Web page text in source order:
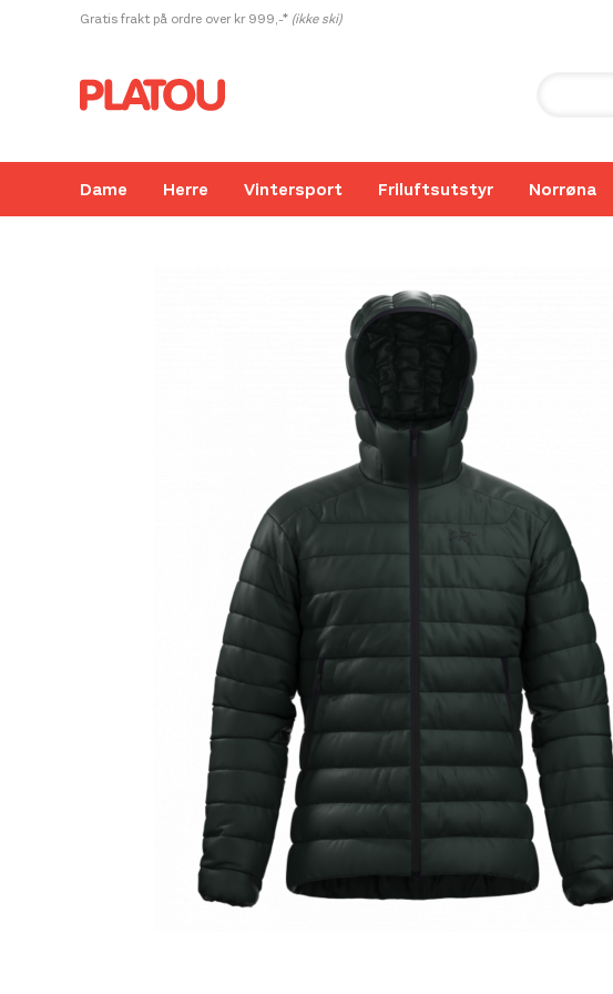
Gratis frakt på ordre over kr 999,-* (ikke ski)
Dame Herre Vintersport Friluftsutstyr Norrøna